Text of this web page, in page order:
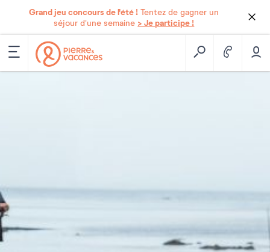
Grand jeu concours de l'été ! Tentez de gagner un
séjour d'une semaine > Je participe !